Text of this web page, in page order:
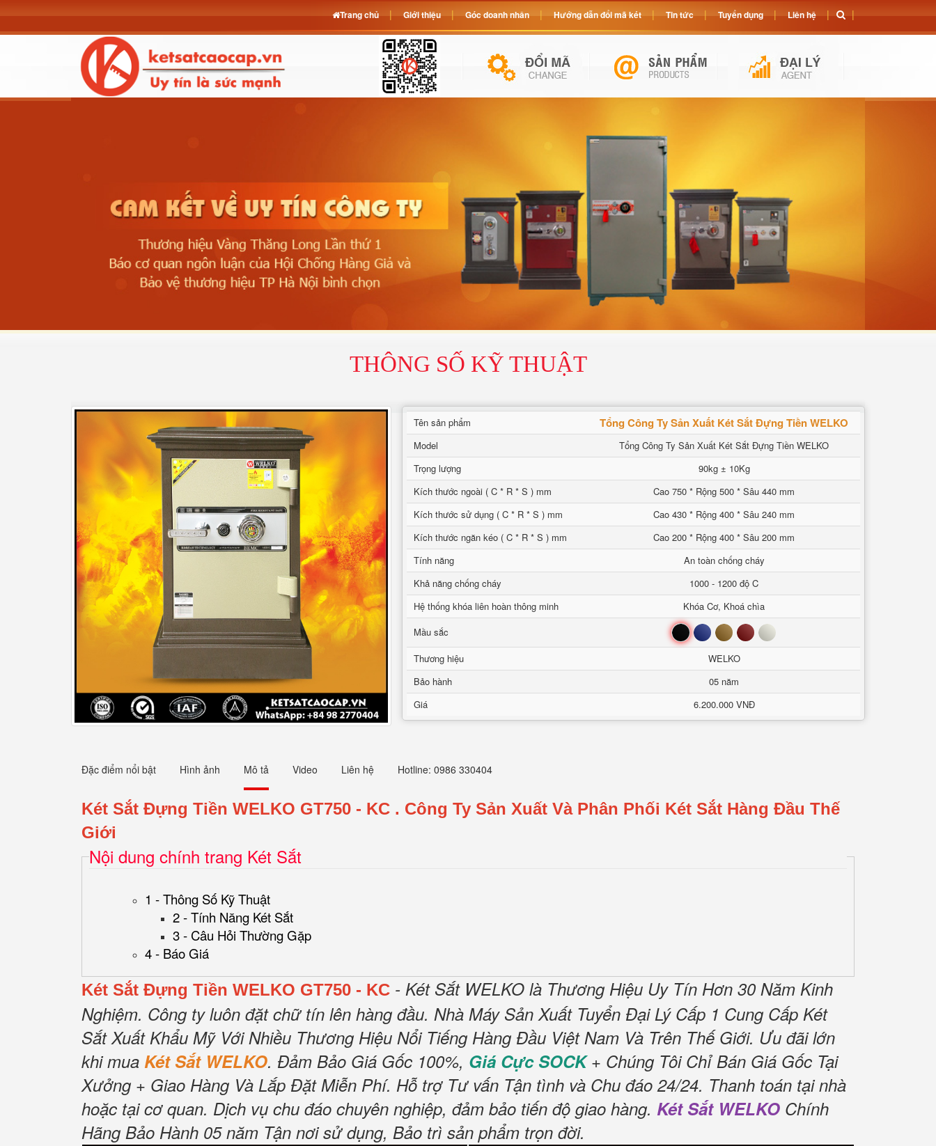
THÔNG SỐ KỸ THUẬT
Tên sản phẩm Tổng Công Ty Sản Xuất Két Sắt Đựng Tiền WELKO
Model
Tổng Công Ty Sản Xuất Két Sắt Đựng Tiền WELKO
Trọng lượng
90kg ± 10Kg
Kích thước ngoài ( C * R * S ) mm
Cao 750 * Rộng 500 * Sâu 440 mm
Kích thước sử dụng ( C * R * S ) mm
Cao 430 * Rộng 400 * Sâu 240 mm
Kích thước ngăn kéo ( C * R * S ) mm
Cao 200 * Rộng 400 * Sâu 200 mm
Tính năng
An toàn chống cháy
Khả năng chống cháy
1000 - 1200 độ C
Hệ thống khóa liên hoàn thông minh
Khóa Cơ, Khoá chìa
Mầu sắc
Đen Xanh Nâu Đỏ Trắng
Thương hiệu
WELKO
Bảo hành
05 năm
Giá
6.200.000 VNĐ
Đặc điểm nổi bật Hình ảnh Mô tả Video Liên hệ Hotline: 0986 330404
Két Sắt Đựng Tiền WELKO GT750 - KC . Công Ty Sản Xuất Và Phân Phối Két Sắt Hàng Đầu Thế
Giới
Nội dung chính trang Két Sắt
1 - Thông Số Kỹ Thuật
2 - Tính Năng Két Sắt
3 - Câu Hỏi Thường Gặp
4 - Báo Giá
Két Sắt Đựng Tiền WELKO GT750 - KC - Két Sắt WELKO là Thương Hiệu Uy Tín Hơn 30 Năm Kinh
Nghiệm. Công ty luôn đặt chữ tín lên hàng đầu. Nhà Máy Sản Xuất Tuyển Đại Lý Cấp 1 Cung Cấp Két
Sắt Xuất Khẩu Mỹ Với Nhiều Thương Hiệu Nổi Tiếng Hàng Đầu Việt Nam Và Trên Thế Giới. Ưu đãi lớn
khi mua Két Sắt WELKO. Đảm Bảo Giá Gốc 100%, Giá Cực SOCK+ Chúng Tôi Chỉ Bán Giá Gốc Tại
Xưởng + Giao Hàng Và Lắp Đặt Miễn Phí. Hỗ trợ Tư vấn Tận tình và Chu đáo 24/24. Thanh toán tại nhà
hoặc tại cơ quan. Dịch vụ chu đáo chuyên nghiệp, đảm bảo tiến độ giao hàng. Két Sắt WELKO Chính
Hãng Bảo Hành 05 năm Tận nơi sử dụng, Bảo trì sản phẩm trọn đời.
Trang chủ Giới thiệu Góc doanh nhân Hướng dẫn đổi mã két Tin tức Tuyển dụng Liên hệ